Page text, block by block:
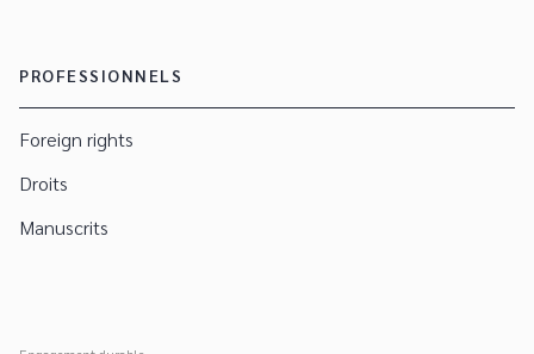
PROFESSIONNELS
Foreign rights
Droits
Manuscrits